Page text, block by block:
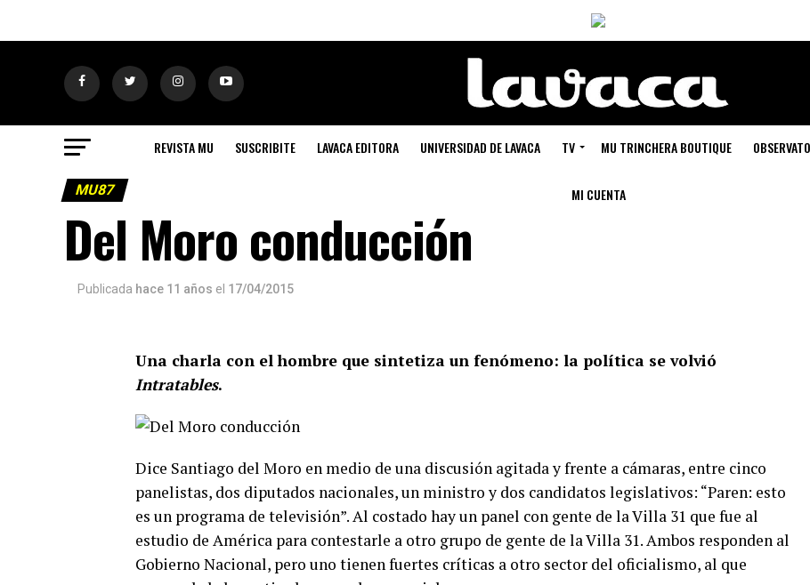
REVISTA MU SUSCRIBITE LAVACA EDITORA UNIVERSIDAD DE LAVACA TV MU TRINCHERA BOUTIQUE
MI CUENTA
MU87
Del Moro conducción
Publicada hace 11 años el 17/04/2015
Una charla con el hombre que sintetiza un fenómeno: la política se volvió
Intratables.
Dice Santiago del Moro en medio de una discusión agitada y frente a cámaras, entre cinco
panelistas, dos diputados nacionales, un ministro y dos candidatos legislativos: “Paren: esto
es un programa de televisión”. Al costado hay un panel con gente de la Villa 31 que fue al
estudio de América para contestarle a otro grupo de gente de la Villa 31. Ambos responden al
Gobierno Nacional, pero uno tienen fuertes críticas a otro sector del oficialismo, al que